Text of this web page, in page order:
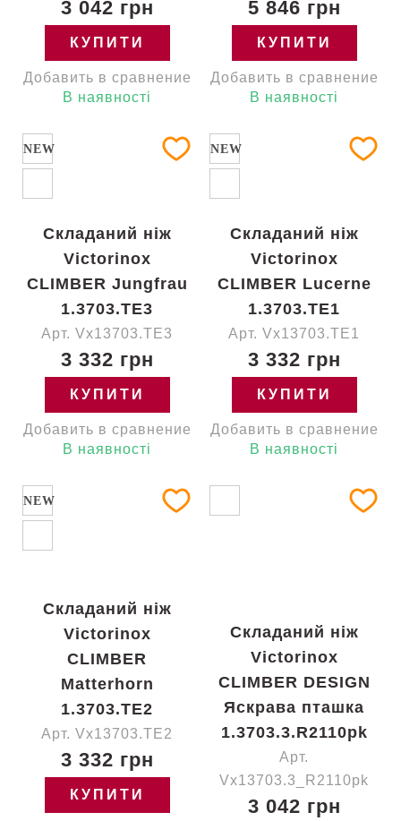
3 042 грн
КУПИТИ
Добавить в сравнение
В наявності
5 846 грн
КУПИТИ
Добавить в сравнение
В наявності
NEW
Складаний ніж
Victorinox
CLIMBER Jungfrau
1.3703.TE3
Арт. Vx13703.TE3
3 332 грн
КУПИТИ
Добавить в сравнение
В наявності
NEW
Складаний ніж
Victorinox
CLIMBER Lucerne
1.3703.TE1
Арт. Vx13703.TE1
3 332 грн
КУПИТИ
Добавить в сравнение
В наявності
NEW
Складаний ніж
Victorinox
CLIMBER
Matterhorn
1.3703.TE2
Арт. Vx13703.TE2
3 332 грн
КУПИТИ
Складаний ніж
Victorinox
CLIMBER DESIGN
Яскрава пташка
1.3703.3.R2110pk
Арт.
Vx13703.3_R2110pk
3 042 грн